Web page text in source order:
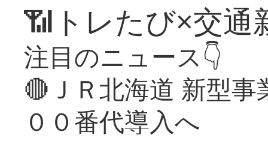
📶トレたび×交通
注目のニュース👇
🔴ＪＲ北海道 新型
００番代導入へ